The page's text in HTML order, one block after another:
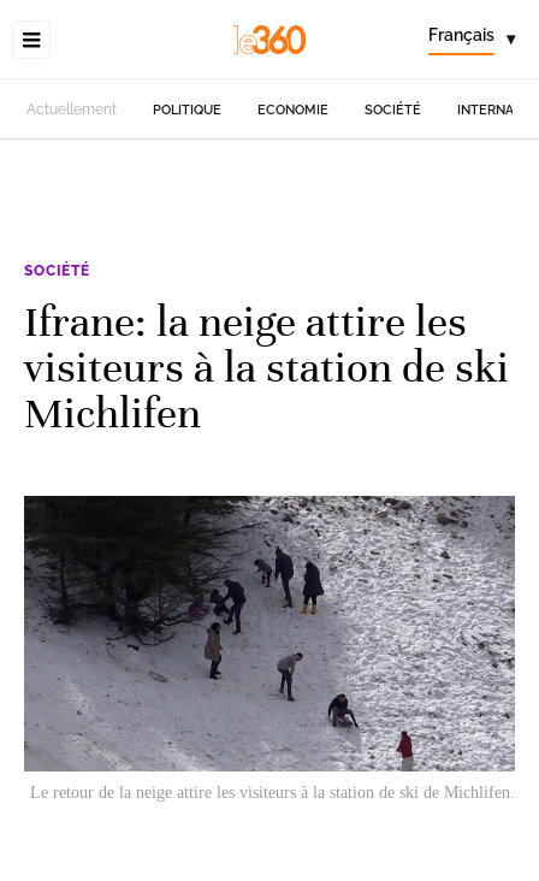
Français ▾
Actuellement POLITIQUE ECONOMIE SOCIÉTÉ
SOCIÉTÉ
Ifrane: la neige attire les
visiteurs à la station de ski
Michlifen
Le retour de la neige attire les visiteurs à la station de ski de Michlifen.